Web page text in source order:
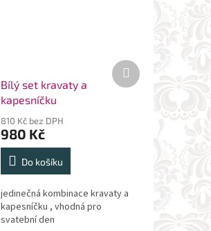
Bílý set kravaty a
kapesníčku
810 Kč bez DPH
980 Kč
Do košíku
jedinečná kombinace kravaty a
kapesníčku , vhodná pro
svatební den
Další
produkt